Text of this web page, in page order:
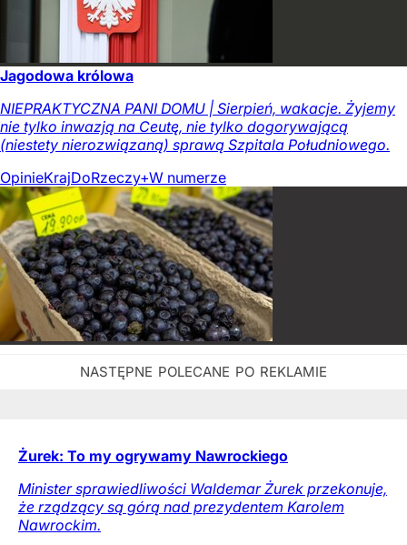
Jagodowa królowa
NIEPRAKTYCZNA PANI DOMU | Sierpień, wakacje. Żyjemy
nie tylko inwazją na Ceutę, nie tylko dogorywającą
(niestety nierozwiązaną) sprawą Szpitala Południowego.
OpinieKrajDoRzeczy+W numerze
Żurek: To my ogrywamy Nawrockiego
Minister sprawiedliwości Waldemar Żurek przekonuje,
że rządzący są górą nad prezydentem Karolem
Nawrockim.